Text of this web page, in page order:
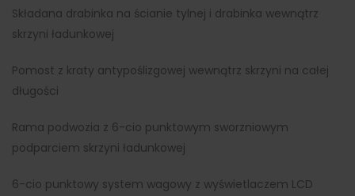
Składana drabinka na ścianie tylnej i drabinka wewnątrz
skrzyni ładunkowej
Pomost z kraty antypoślizgowej wewnątrz skrzyni na całej
długości
Rama podwozia z 6-cio punktowym sworzniowym
podparciem skrzyni ładunkowej
6-cio punktowy system wagowy z wyświetlaczem LCD